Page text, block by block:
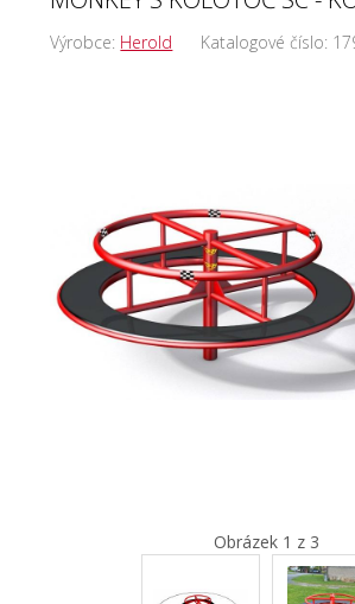
Výrobce: Herold Katalogové číslo:
Obrázek 1 z 3